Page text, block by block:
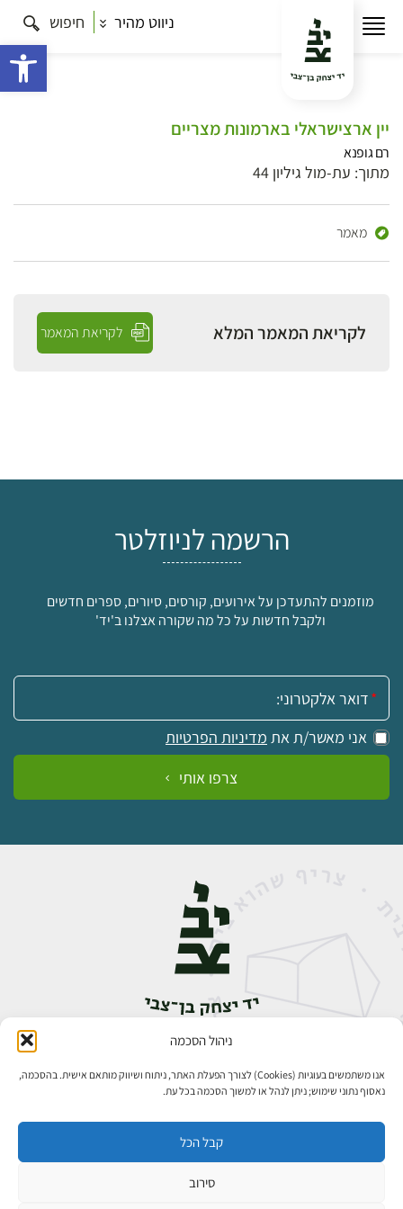
ניהול הסכמה
אנו משתמשים בעוגיות (Cookies) לצורך הפעלת האתר, ניתוח ושיווק מותאם אישית. בהסכמה,
נאסוף נתוני שימוש; ניתן לנהל או למשוך הסכמה בכל עת.
קבל הכל
סירוב
ניווט מהיר חיפוש
יין ארצישראלי בארמונות מצריים
רם גופנא
מתוך: עת-מול גיליון 44
מאמר
לקריאת המאמר המלא לקריאת המאמר
הרשמה לניוזלטר
מוזמנים להתעדכן על אירועים, קורסים, סיורים, ספרים חדשים
ולקבל חדשות על כל מה שקורה אצלנו ב'יד'
אימייל:
אני מאשר/ת את מדיניות הפרטיות
צרפו אותי
אבן גבירול 14, רחביה, ירושלים